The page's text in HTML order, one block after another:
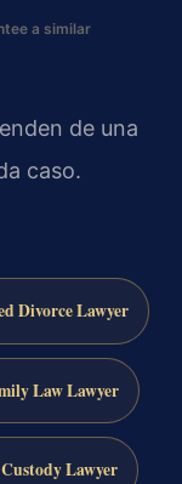
a similar
de una
caso.
Divorce Lawyer
Law Lawyer
Lawyer